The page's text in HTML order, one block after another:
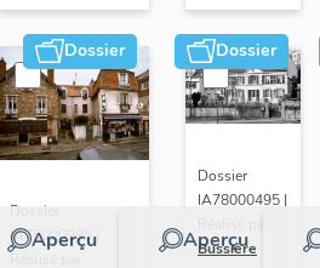
Dossier
Aperçu
Dossier
IA78000985 |
Dossier
Aperçu
Dossier
IA78000495 |
Bussière